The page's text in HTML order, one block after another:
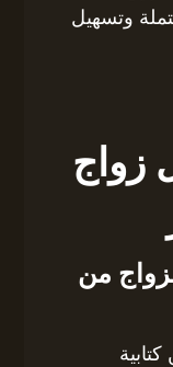
وتسهيل
زواج
من